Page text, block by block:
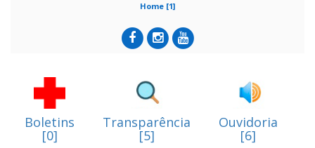
Home [1]
Boletins
[0]
Transparência
[5]
Ouvidoria
[6]